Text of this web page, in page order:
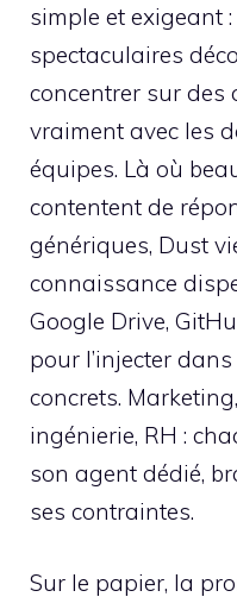
simple et exigeant
spectaculaires
concentrer sur
vraiment avec les
équipes. Là où
contentent de
génériques, Dust
connaissance
Google Drive,
pour l’injecter
concrets.
ingénierie, RH :
son agent dédié,
ses contraintes.
Sur le papier, la